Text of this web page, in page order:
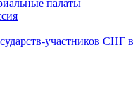
палаты
участников СНГ в